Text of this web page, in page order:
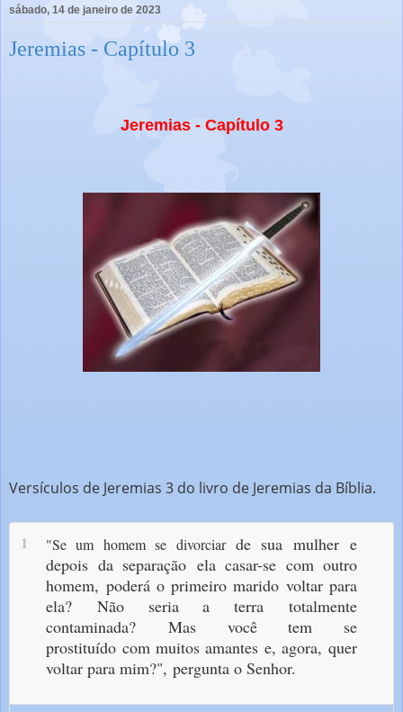
sábado, 14 de janeiro de 2023
Jeremias - Capítulo 3
Jeremias - Capítulo 3
Versículos de Jeremias 3 do livro de Jeremias da Bíblia.
1 "Se um homem se divorciar de sua mulher e
depois da separação ela casar-se com outro
homem, poderá o primeiro marido voltar para
ela? Não seria a terratotalmente
contaminada? Mas você tem se
prostituído com muitos amantes e, agora, quer
voltar para mim?", pergunta o Senhor.